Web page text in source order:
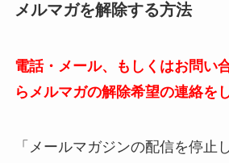
メルマガを解除する方法
電話・メール、もしくはお問い
らメルマガの解除希望の連絡を
「メールマガジンの配信を停止